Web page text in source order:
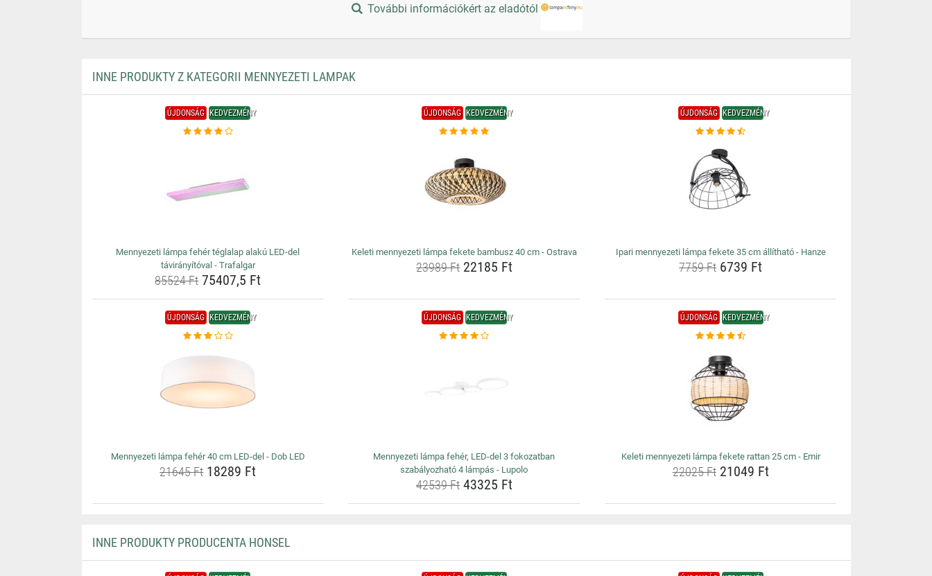
További információkért az eladótól
INNE PRODUKTY Z KATEGORII MENNYEZETI LAMPAK
ÚJDONSÁG KEDVEZMÉNY
Mennyezeti lámpa fehér téglalap alakú LED-del
távirányítóval - Trafalgar
85524 Ft75407,5 Ft
ÚJDONSÁG KEDVEZMÉNY
Keleti mennyezeti lámpa fekete bambusz 40 cm - Ostrava
23989 Ft22185 Ft
ÚJDONSÁG KEDVEZMÉNY
Ipari mennyezeti lámpa fekete 35 cm állítható - Hanze
7759 Ft 6739 Ft
ÚJDONSÁG KEDVEZMÉNY
Mennyezeti lámpa fehér 40 cm LED-del - Dob LED
21645 Ft18289 Ft
ÚJDONSÁG KEDVEZMÉNY
Mennyezeti lámpa fehér, LED-del 3 fokozatban
szabályozható 4 lámpás - Lupolo
42539 Ft43325 Ft
ÚJDONSÁG KEDVEZMÉNY
Keleti mennyezeti lámpa fekete rattan 25 cm - Emir
22025 Ft21049 Ft
INNE PRODUKTY PRODUCENTA HONSEL